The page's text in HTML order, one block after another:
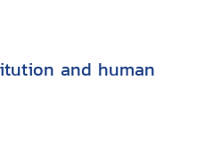
and human